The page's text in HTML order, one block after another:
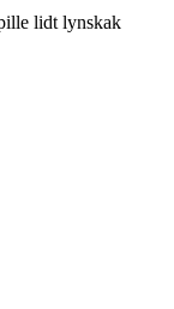
lidt lynskak